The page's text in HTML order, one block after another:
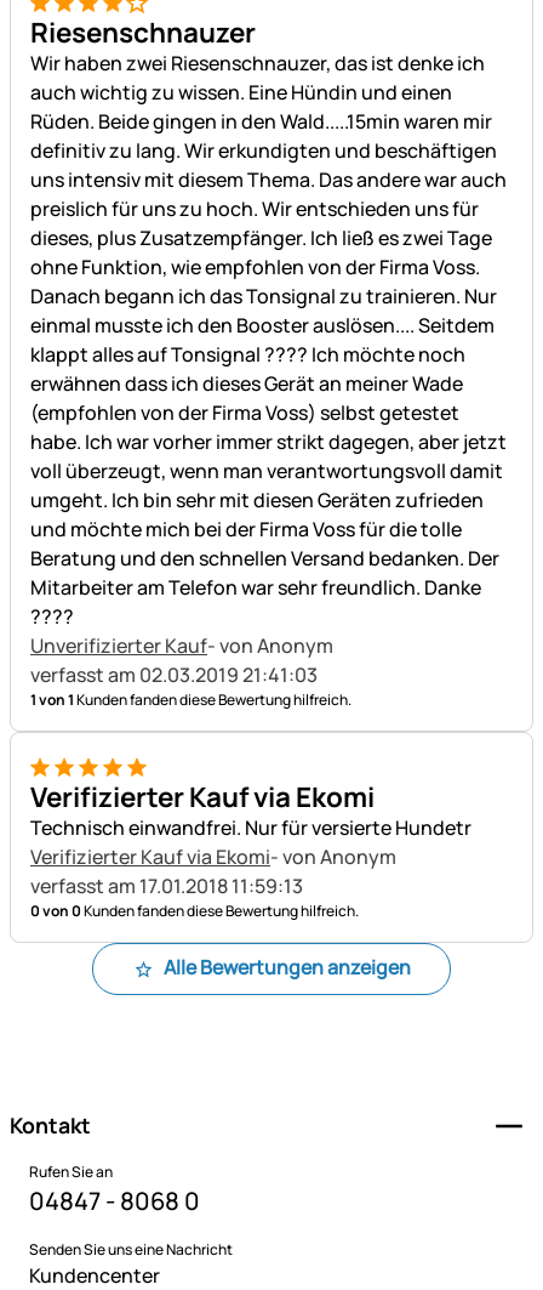
4 von 5
Riesenschnauzer
Wir haben zwei Riesenschnauzer, das ist denke ich
auch wichtig zu wissen. Eine Hündin und einen
Rüden. Beide gingen in den Wald.....15min waren mir
definitiv zu lang. Wir erkundigten und beschäftigen
uns intensiv mit diesem Thema. Das andere war auch
preislich für uns zu hoch. Wir entschieden uns für
dieses, plus Zusatzempfänger. Ich ließ es zwei Tage
ohne Funktion, wie empfohlen von der Firma Voss.
Danach begann ich das Tonsignal zu trainieren. Nur
einmal musste ich den Booster auslösen.... Seitdem
klappt alles auf Tonsignal ???? Ich möchte noch
erwähnen dass ich dieses Gerät an meiner Wade
(empfohlen von der Firma Voss) selbst getestet
habe. Ich war vorher immer strikt dagegen, aber jetzt
voll überzeugt, wenn man verantwortungsvoll damit
umgeht. Ich bin sehr mit diesen Geräten zufrieden
und möchte mich bei der Firma Voss für die tolle
Beratung und den schnellen Versand bedanken. Der
Mitarbeiter am Telefon war sehr freundlich. Danke
????
Unverifizierter Kauf- von Anonym
verfasst am 02.03.2019 21:41:03
1 von 1Kunden fanden diese Bewertung hilfreich.
5 von 5
Verifizierter Kauf via Ekomi
Technisch einwandfrei. Nur für versierte Hundetr
Verifizierter Kauf via Ekomi- von Anonym
verfasst am 17.01.2018 11:59:13
0 von 0Kunden fanden diese Bewertung hilfreich.
Alle Bewertungen anzeigen
Kontakt
Rufen Sie an
04847 - 8068 0
Senden Sie uns eine Nachricht
Kundencenter